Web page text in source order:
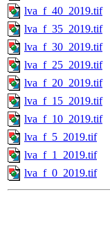
lva_f_40_2019.tif
lva_f_35_2019.tif
lva_f_30_2019.tif
lva_f_25_2019.tif
lva_f_20_2019.tif
lva_f_15_2019.tif
lva_f_10_2019.tif
lva_f_5_2019.tif
lva_f_1_2019.tif
lva_f_0_2019.tif